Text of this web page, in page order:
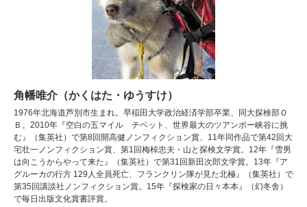
角幡唯介（かくはた・ゆうすけ）
1976年北海道芦別市生まれ。早稲田大学政治経済学部卒業、同大探検部Ｏ
Ｂ。2010年『空白の五マイル チベット、世界最大のツアンポー峡谷に挑
む』（集英社）で第8回開高健ノンフィクション賞、11年同作品で第42回大
宅壮一ノンフィクション賞、第1回梅棹忠夫・山と探検文学賞。12年『雪男
は向こうからやって来た』（集英社）で第31回新田次郎文学賞。13年『ア
グルーカの行方 129人全員死亡、フランクリン隊が見た北極』（集英社）で
第35回講談社ノンフィクション賞。15年『探検家の日々本本』（幻冬舎）
で毎日出版文化賞書評賞。